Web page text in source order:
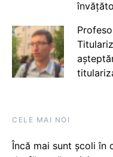
CELE MAI NOI
Încă mai sunt școli în